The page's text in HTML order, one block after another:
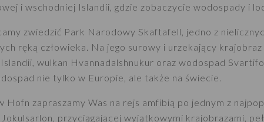
i wschodniej Islandii, gdzie zobaczycie wodospady i
zwiedzić Park Narodowy Skaftafell, jedno z
ręką człowieka. Na jego surowy i urzekający krajobraz
wulkan Hvannadalshnukur oraz wodospad
nie tylko w Europie, ale także na świecie.
Hofn zapraszamy Was na rejs amfibią po jednym z
przyciągającej wyjątkowymi krajobrazami,